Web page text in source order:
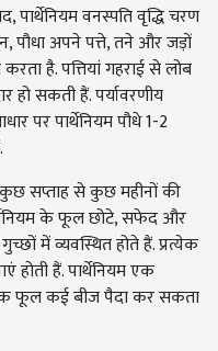
वनस्पति वृद्धि चरण
पौधा अपने पत्ते, तने और जड़ों
है. पत्तियां गहराई से लोब
हो सकती हैं. पर्यावरणीय
पर पार्थेनियम पौधे 1-2
कुछ सप्ताह से कुछ महीनों की
के फूल छोटे, सफेद और
में व्यवस्थित होते हैं. प्रत्येक
हैं. पार्थेनियम एक
फूल कई बीज पैदा कर सकता